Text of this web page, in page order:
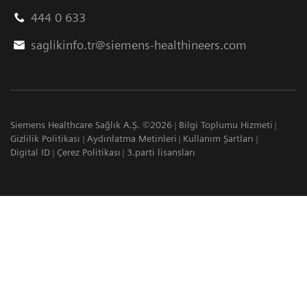
444 0 633
saglikinfo.tr@siemens-healthineers.com
Siemens Healthcare Sağlık A.Ş. ©2026
Bilgi Toplumu Hizmeti
Gizlilik Politikası
Aydınlatma Metinleri
Kullanım Şartları
Digital ID
Çerez Politikası 3.parti lisansları